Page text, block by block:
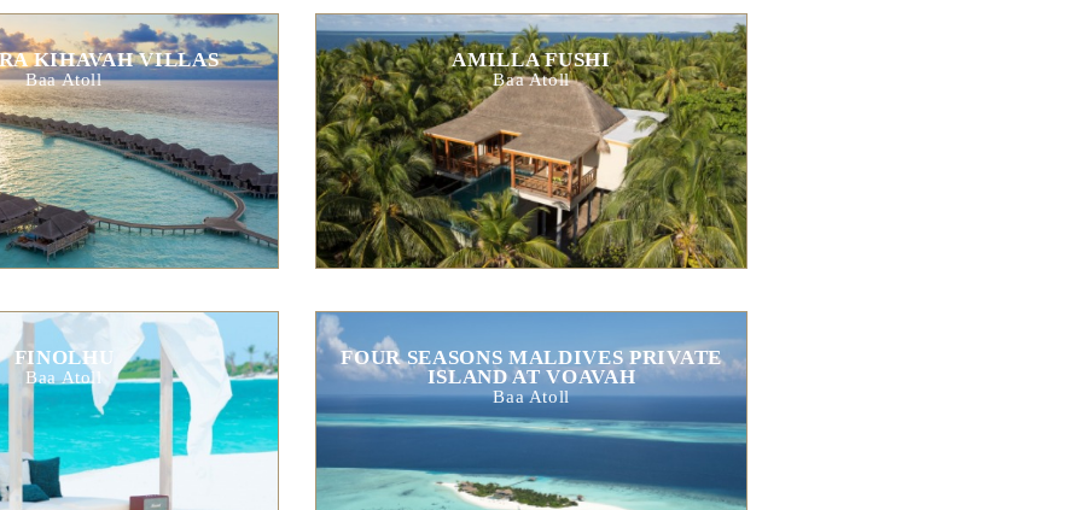
KIHAVAH VILLAS
Baa Atoll
AMILLA FUSHI
Baa Atoll
FINOLHU
Baa Atoll
FOUR SEASONS MALDIVES PRIVATE
ISLAND AT VOAVAH
Baa Atoll